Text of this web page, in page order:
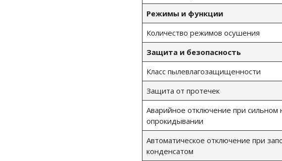
Режимы и функции
Количество режимов осушения
Защита и безопасность
Класс пылевлагозащищенности
Защита от протечек
Аварийное отключение при сильном
опрокидывании
Автоматическое отключение при
конденсатом